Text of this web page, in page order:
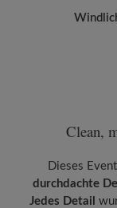
Clean,
Dieses
durchdachte
Jedes Detail